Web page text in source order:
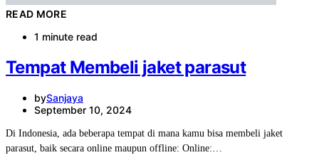
READ MORE
1 minute read
Tempat Membeli jaket parasut
bySanjaya
September 10, 2024
Di Indonesia, ada beberapa tempat di mana kamu bisa membeli jaket
parasut, baik secara online maupun offline: Online:…